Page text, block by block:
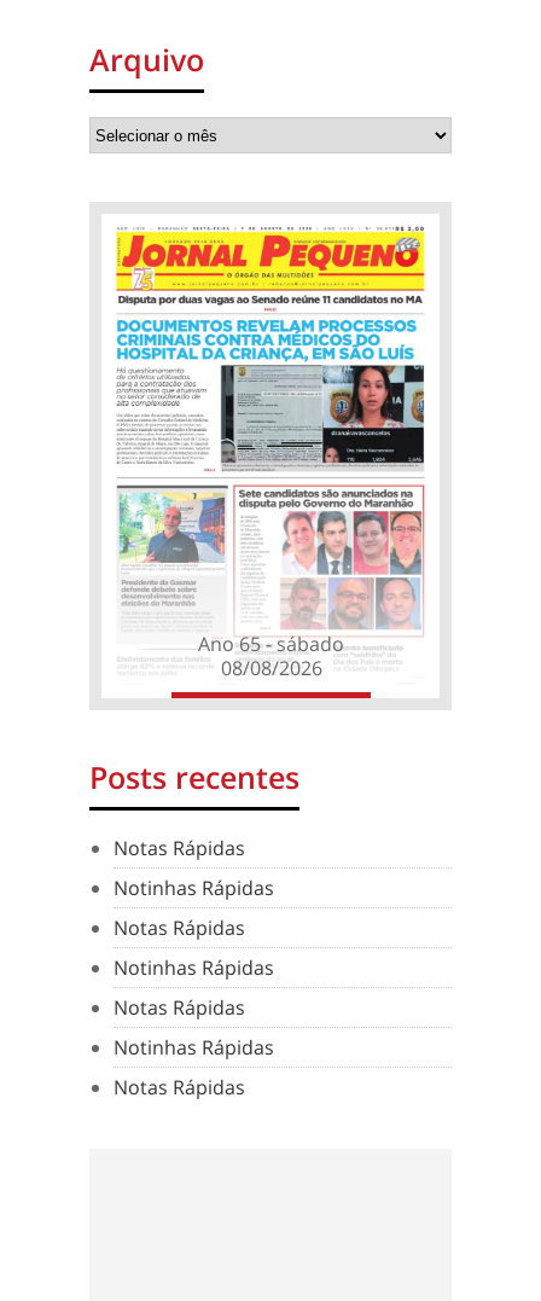
Arquivo
Ano 65 - sábado
08/08/2026
Posts recentes
Notas Rápidas
Notinhas Rápidas
Notas Rápidas
Notinhas Rápidas
Notas Rápidas
Notinhas Rápidas
Notas Rápidas